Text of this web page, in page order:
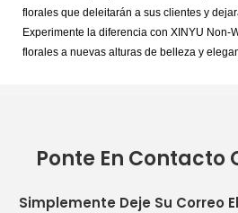
florales que deleitarán a sus clientes y
Experimente la diferencia con XINYU Non-
florales a nuevas alturas de belleza y
Ponte En Contacto
Simplemente Deje Su Correo